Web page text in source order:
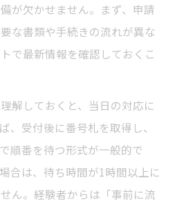
が欠かせません。まず、申請
な書類や手続きの流れが異な
で最新情報を確認しておくこ
解しておくと、当日の対応に
、受付後に番号札を取得し、
順番を待つ形式が一般的で
合は、待ち時間が1時間以上に
ん。経験者からは「事前に流